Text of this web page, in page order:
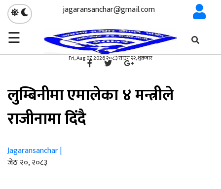
jagaransanchar@gmail.com
☰
Fri, Aug 07, 2026 २०८३ साउन २२, शुक्रबार
×
गृहपृष्ठ राजनीति
राजनीति
लुम्बिनीमा एमालेका ४ मन्त्रीले
राजीनामा दिंदै
Jagaransanchar |
जेठ २०, २०८३